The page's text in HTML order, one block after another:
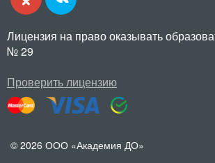
Лицензия на право оказывать
№ 29
Проверить лицензию
© 2026 ООО «Академия ДО»